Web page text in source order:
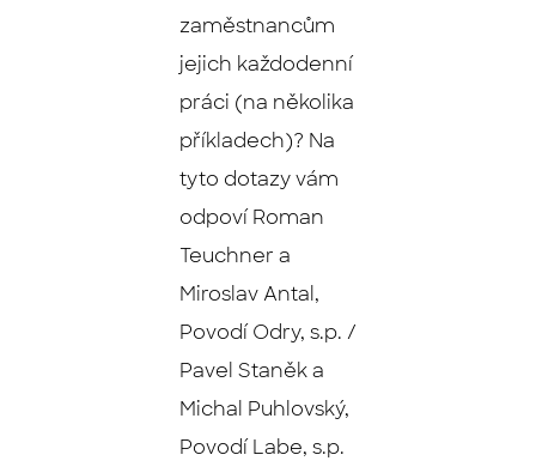
zaměstnancům
jejich každodenní
práci (na několika
příkladech)? Na
tyto dotazy vám
odpoví Roman
Teuchner a
Miroslav Antal,
Povodí Odry, s.p. /
Pavel Staněk a
Michal Puhlovský,
Povodí Labe, s.p.